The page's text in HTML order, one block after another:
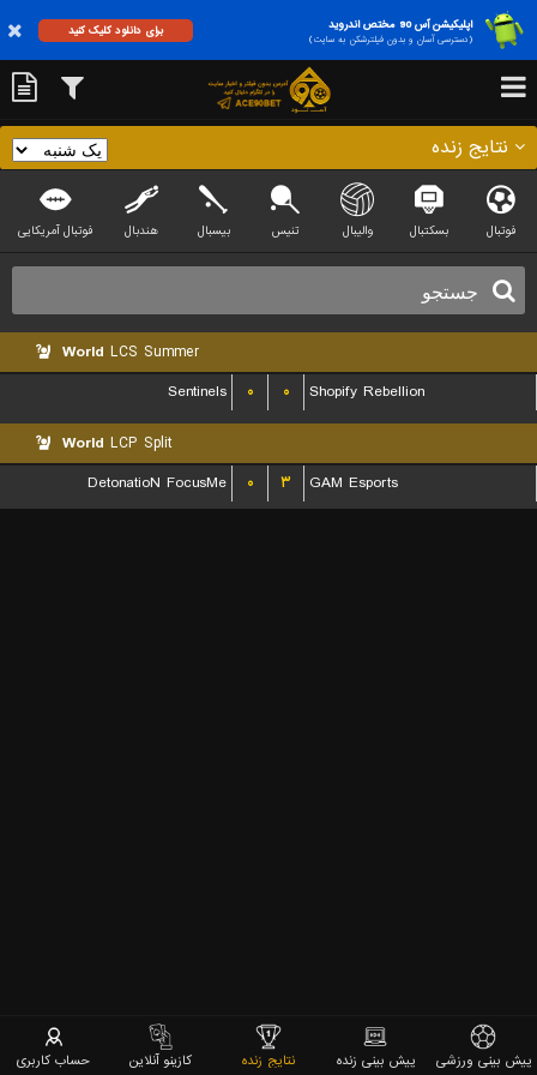
اپلیکیشن آس 90 مختص اندروید
(دسترسی آسان و بدون فیلترشکن به سایت)
برای دانلود کلیک کنید
نتایج زنده
فوتبال بسکتبال والیبال تنیس بیسبال هندبال فوتبال آمریکایی
World LCS Summer
Sentinels
۰ ۰ Shopify Rebellion
World LCP Split
DetonatioN FocusMe
۰ ۳ GAM Esports
پیش بینی ورزشی پیش بینی زنده نتایج زنده کازینو آنلاین حساب کاربری